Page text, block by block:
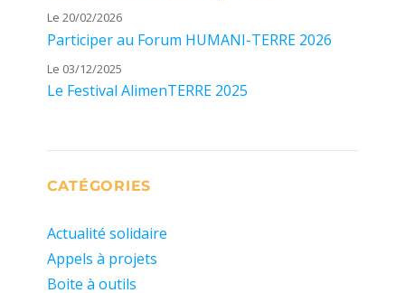
Le 20/02/2026
Participer au Forum HUMANI-TERRE 2026
Le 03/12/2025
Le Festival AlimenTERRE 2025
CATÉGORIES
Actualité solidaire
Appels à projets
Boite à outils